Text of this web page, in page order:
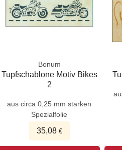
Bonum
Tupfschablone Motiv Bikes
2
aus circa 0,25 mm starken
Spezialfolie
35,08€